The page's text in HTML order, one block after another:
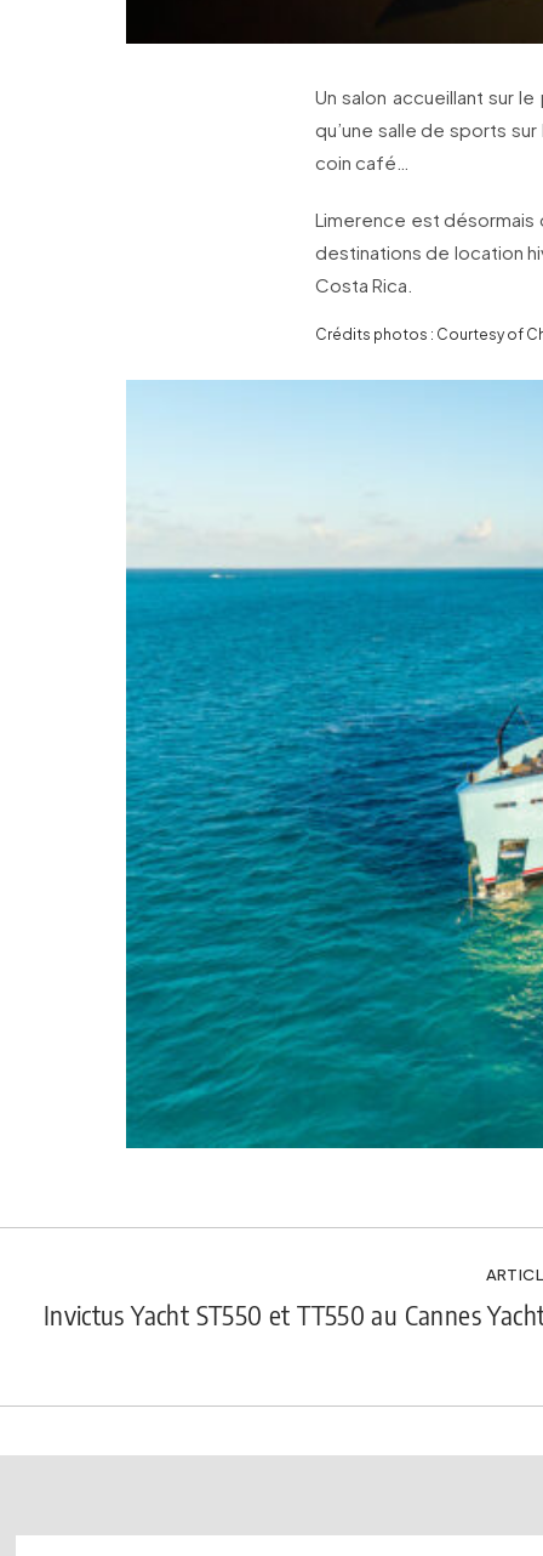
Un salon accueillant sur
qu’une salle de sports
coin café…
Limerence est désormais
destinations de location
Costa Rica.
Crédits photos : Courtesy of
Invictus Yacht ST550 et TT550 au Cannes